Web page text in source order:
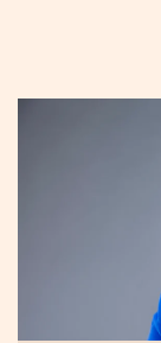
המצויים על סדר
שעיקר
המועצה באים
ציבור ושישה
ועדות משנה.